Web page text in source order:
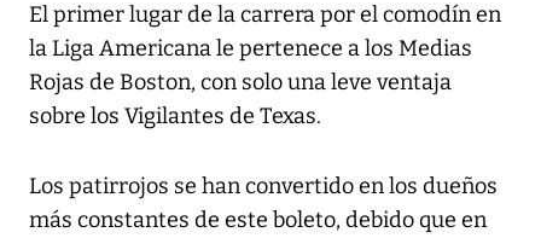
El primer lugar de la carrera por el comodín en
la Liga Americana le pertenece a los Medias
Rojas de Boston, con solo una leve ventaja
sobre los Vigilantes de Texas.
Los patirrojos se han convertido en los dueños
más constantes de este boleto, debido que en